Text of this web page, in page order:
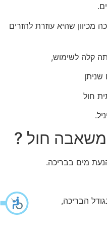
מכיוון שהיא עוזרת להזרים
קלה לשימוש,
חול
חול ?
מים בבריכה.
הבריכה,